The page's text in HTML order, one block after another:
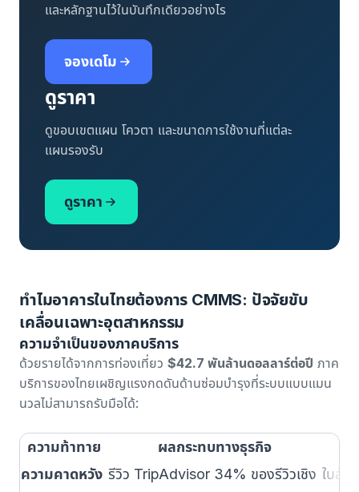
และหลักฐานไว้ในบันทึกเดียวอย่างไร
จองเดโม
ดูราคา
ดูขอบเขตแผน โควตา และขนาดการใช้งานที่แต่ละ
แผนรองรับ
ดูราคา
ทำไมอาคารในไทยต้องการ CMMS: ปัจจัยขับ
เคลื่อนเฉพาะอุตสาหกรรม
ความจำเป็นของภาคบริการ
ด้วยรายได้จากการท่องเที่ยว $42.7 พันล้านดอลลาร์ต่อปี ภาค
บริการของไทยเผชิญแรงกดดันด้านซ่อมบำรุงที่ระบบแบบแมน
นวลไม่สามารถรับมือได้:
ความท้าทาย
ผลกระทบทางธุรกิจ
ความคาดหวัง รีวิว TripAdvisor 34% ของรีวิวเชิง ใบสั่ง